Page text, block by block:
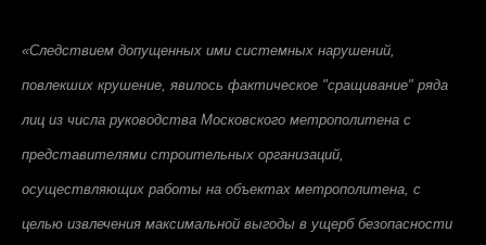
«Следствием допущенных ими системных нарушений,
повлекших крушение, явилось фактическое "сращивание" ряда
лиц из числа руководства Московского метрополитена с
представителями строительных организаций,
осуществляющих работы на объектах метрополитена, с
целью извлечения максимальной выгоды в ущерб безопасности